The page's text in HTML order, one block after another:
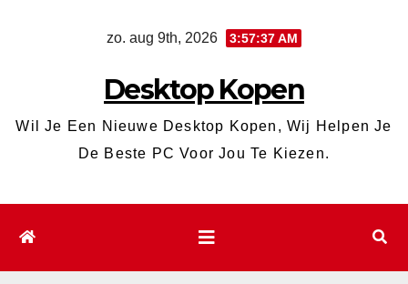
zo. aug 9th, 2026 3:57:37 AM
Desktop Kopen
Wil Je Een Nieuwe Desktop Kopen, Wij Helpen Je
De Beste PC Voor Jou Te Kiezen.